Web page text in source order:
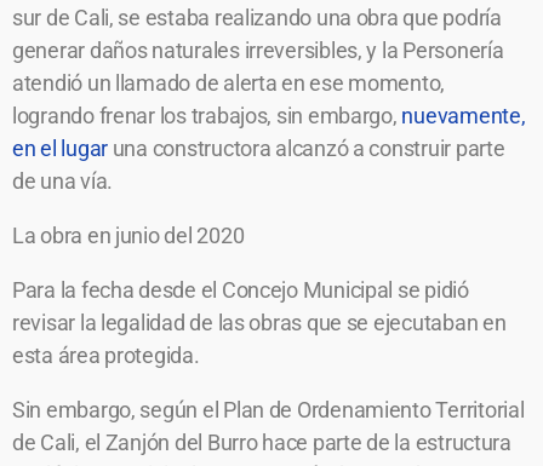
sur de Cali, se estaba realizando una obra que podría
generar daños naturales irreversibles, y la Personería
atendió un llamado de alerta en ese momento,
logrando frenar los trabajos, sin embargo, nuevamente,
en el lugar una constructora alcanzó a construir parte
de una vía.
La obra en junio del 2020
Para la fecha desde el Concejo Municipal se pidió
revisar la legalidad de las obras que se ejecutaban en
esta área protegida.
Sin embargo, según el Plan de Ordenamiento Territorial
de Cali, el Zanjón del Burro hace parte de la estructura